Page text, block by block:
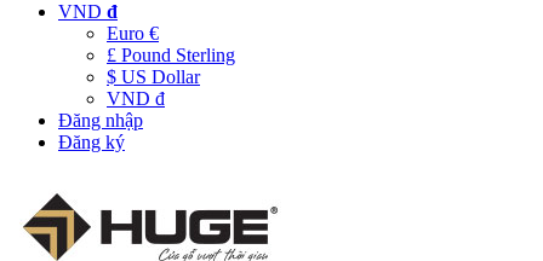
VND đ
Euro €
£ Pound Sterling
$ US Dollar
VND đ
Đăng nhập
Đăng ký